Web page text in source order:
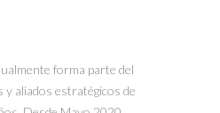
forma parte del
y aliados estratégicos de